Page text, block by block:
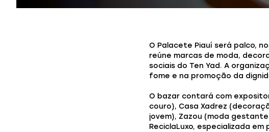
O Palacete Piauí será palco,
reúne marcas de moda,
sociais do Ten Yad. A
fome e na promoção da
O bazar contará com
couro), Casa Xadrez
jovem), Zazou (moda
ReciclaLuxo, especializada